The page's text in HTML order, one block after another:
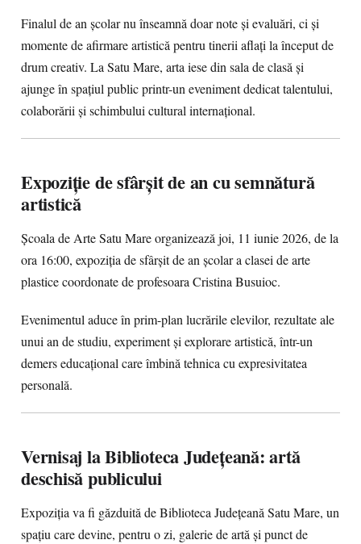
Finalul de an școlar nu înseamnă doar note și evaluări, ci și
momente de afirmare artistică pentru tinerii aflați la început de
drum creativ. La Satu Mare, arta iese din sala de clasă și
ajunge în spațiul public printr-un eveniment dedicat talentului,
colaborării și schimbului cultural internațional.
Expoziție de sfârșit de an cu semnătură
artistică
Școala de Arte Satu Mare organizează joi, 11 iunie 2026, de la
ora 16:00, expoziția de sfârșit de an școlar a clasei de arte
plastice coordonate de profesoara Cristina Busuioc.
Evenimentul aduce în prim-plan lucrările elevilor, rezultate ale
unui an de studiu, experiment și explorare artistică, într-un
demers educațional care îmbină tehnica cu expresivitatea
personală.
Vernisaj la Biblioteca Județeană: artă
deschisă publicului
Expoziția va fi găzduită de Biblioteca Județeană Satu Mare, un
spațiu care devine, pentru o zi, galerie de artă și punct de